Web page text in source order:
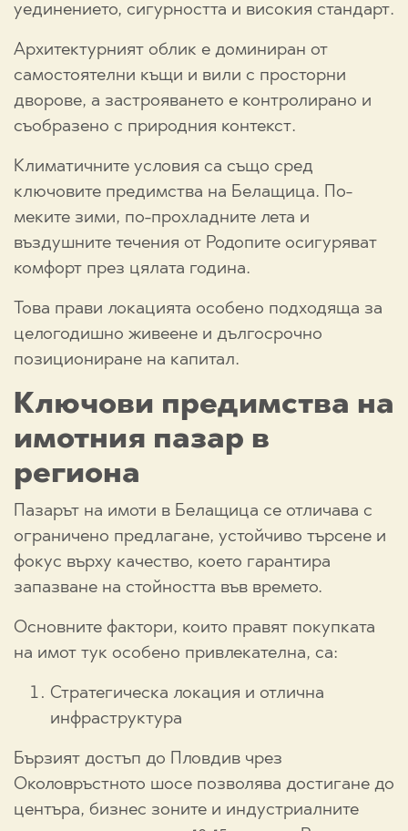
уединението, сигурността и високия стандарт.
Архитектурният облик е доминиран от
самостоятелни къщи и вили с просторни
дворове, а застрояването е контролирано и
съобразено с природния контекст.
Климатичните условия са също сред
ключовите предимства на Белащица. По-
меките зими, по-прохладните лета и
въздушните течения от Родопите осигуряват
комфорт през цялата година.
Това прави локацията особено подходяща за
целогодишно живеене и дългосрочно
позициониране на капитал.
Ключови предимства на
имотния пазар в
региона
Пазарът на имоти в Белащица се отличава с
ограничено предлагане, устойчиво търсене и
фокус върху качество, което гарантира
запазване на стойността във времето.
Основните фактори, които правят покупката
на имот тук особено привлекателна, са:
Стратегическа локация и отлична
инфраструктура
Бързият достъп до Пловдив чрез
Околовръстното шосе позволява достигане до
центъра, бизнес зоните и индустриалните